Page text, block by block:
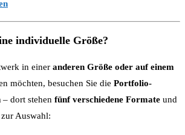
individuelle Größe?
in einer anderen Größe oder auf einem
möchten, besuchen Sie die Portfolio-
– dort stehen fünf verschiedene Formate und
Auswahl: